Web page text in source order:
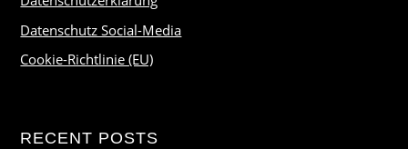
Datenschutz Social-Media
Cookie-Richtlinie (EU)
RECENT POSTS